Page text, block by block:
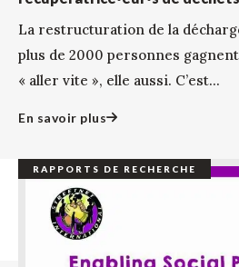
La restructuration de la
plus de 2000 personnes
« aller vite », elle aussi. C’est...
En savoir plus
RAPPORTS DE RECHERCHE